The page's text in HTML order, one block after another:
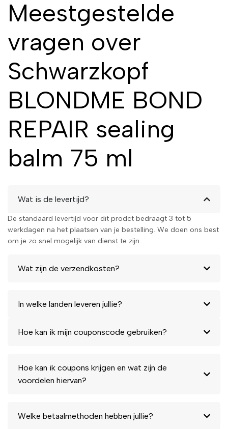
Meestgestelde
vragen over
Schwarzkopf
BLONDME BOND
REPAIR sealing
balm 75 ml
Wat is de levertijd?
De standaard levertijd voor dit prodct bedraagt 3 tot 5
werkdagen na het plaatsen van je bestelling. We doen ons best
om je zo snel mogelijk van dienst te zijn.
Wat zijn de verzendkosten?
In welke landen leveren jullie?
Hoe kan ik mijn couponscode gebruiken?
Hoe kan ik coupons krijgen en wat zijn de
voordelen hiervan?
Welke betaalmethoden hebben jullie?